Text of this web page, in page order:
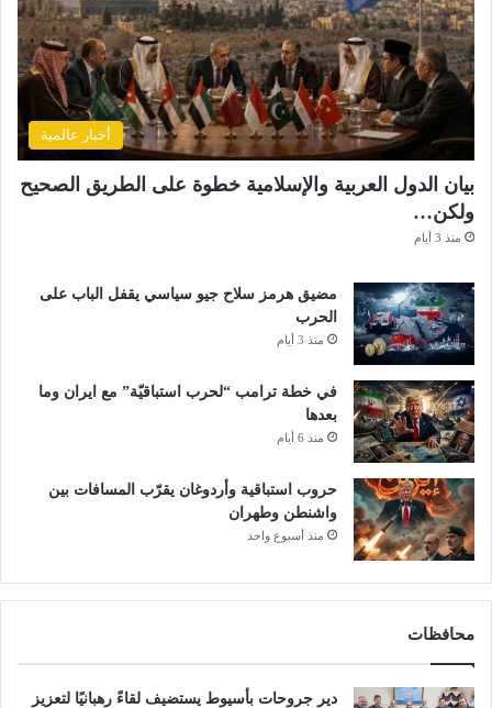
أخبار عالمية
بيان الدول العربية والإسلامية خطوة على الطريق الصحيح
ولكن…
منذ 3 أيام
مضيق هرمز سلاح جيو سياسي يقفل الباب على
الحرب
منذ 3 أيام
في خطة ترامب “لحرب استباقيّة” مع ايران وما
بعدها
منذ 6 أيام
حروب استباقية وأردوغان يقرّب المسافات بين
واشنطن وطهران
منذ أسبوع واحد
محافظات
دير جروحات بأسيوط يستضيف لقاءً رهبانيًا لتعزيز